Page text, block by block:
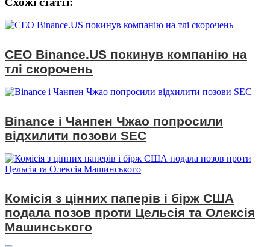
CEO Binance.US покинув компанію на
тлі скорочень
Binance і Чанпен Чжао попросили
відхилити позови SEC
Комісія з цінних паперів і бірж США
подала позов проти Цельсія та Олексія
Машинського